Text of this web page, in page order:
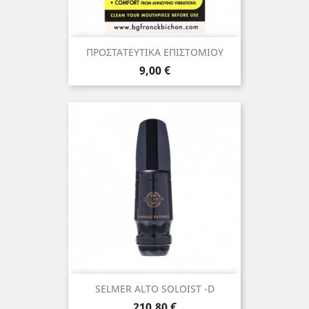
ΠΡΟΣΤΑΤΕΥΤΙΚΑ ΕΠΙΣΤΟΜΙΟΥ
Τιμή
9,00 €
SELMER ALTO SOLOIST -D